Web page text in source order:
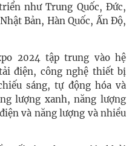
như Trung Quốc, Đức,
Bản, Hàn Quốc, Ấn Độ,
2024 tập trung vào hệ
điện, công nghệ thiết bị
sáng, tự động hóa và
lượng xanh, năng lượng
và năng lượng và nhiều